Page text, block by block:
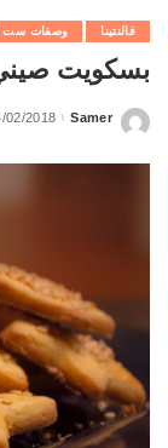
فالنتينا وصفات ست
بسكويت
Posted
Samer
02/2018